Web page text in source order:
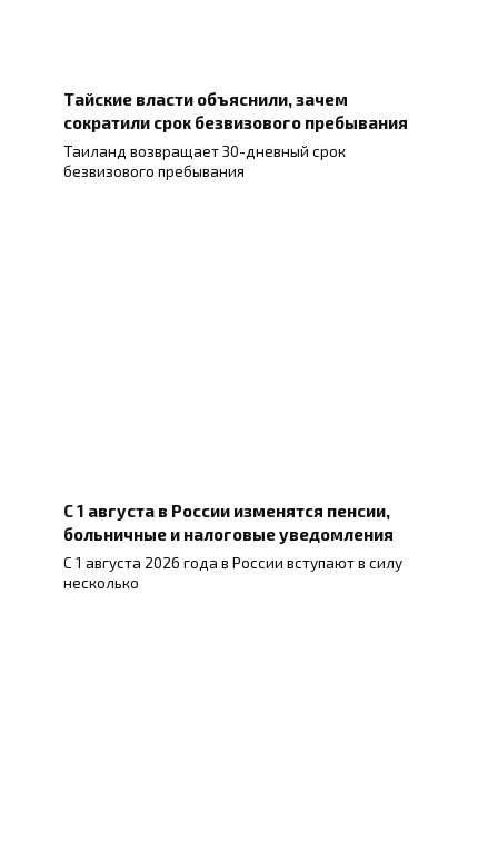
Тайские власти объяснили, зачем
сократили срок безвизового пребывания
Таиланд возвращает 30-дневный срок
безвизового пребывания
С 1 августа в России изменятся пенсии,
больничные и налоговые уведомления
С 1 августа 2026 года в России вступают в силу
несколько